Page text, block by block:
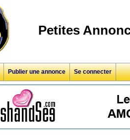
Petites
Publier une annonce Se connecter